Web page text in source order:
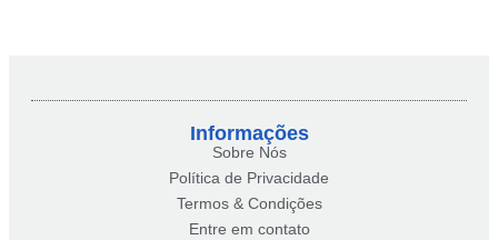
Informações
Sobre Nós
Política de Privacidade
Termos & Condições
Entre em contato